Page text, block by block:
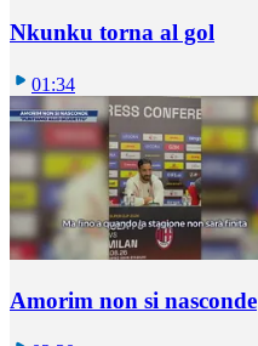
Nkunku torna al gol
01:34
Amorim non si nasconde